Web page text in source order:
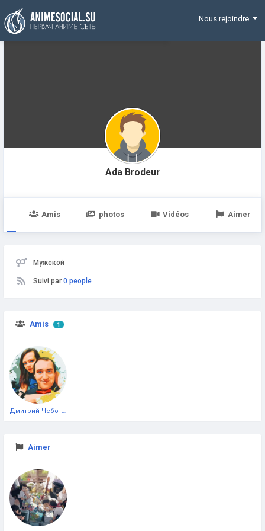
Funding
Nous rejoindre
Ada Brodeur
Amis photos Vidéos Aimer
Мужской
Suivi par 0 people
Amis 1
Aimer